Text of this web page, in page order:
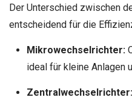
Der Unterschied zwischen
entscheidend für die
Mikrowechselrichter:
ideal für kleine Anlagen
Zentralwechselrichter: